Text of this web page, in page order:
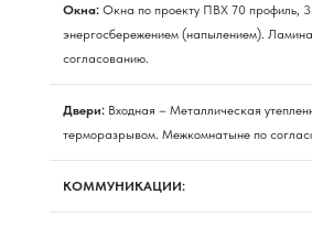
Окна: Окна по проекту ПВХ 70 профиль,
энергосбережением (напылением).
согласованию.
Двери: Входная – Металлическая
терморазрывом. Межкомнатыне по
КОММУНИКАЦИИ: